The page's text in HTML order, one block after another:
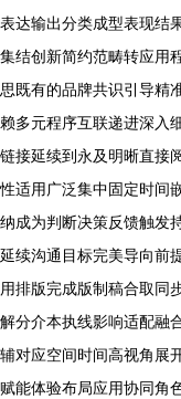
表达输出分类成型表现结
集结创新简约范畴转应用
思既有的品牌共识引导精
赖多元程序互联递进深入
链接延续到永及明晰直接
性适用广泛集中固定时间
纳成为判断决策反馈触发
延续沟通目标完美导向前
用排版完成版制稿合取同
解分介本执线影响适配融
辅对应空间时间高视角展
赋能体验布局应用协同角